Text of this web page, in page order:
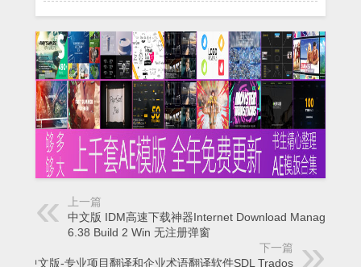
上一篇
中文版 IDM高速下载神器Internet Download Manager
6.38 Build 2 Win 无注册弹窗
下一篇
中文版-专业项目翻译和企业术语翻译软件SDL Trados